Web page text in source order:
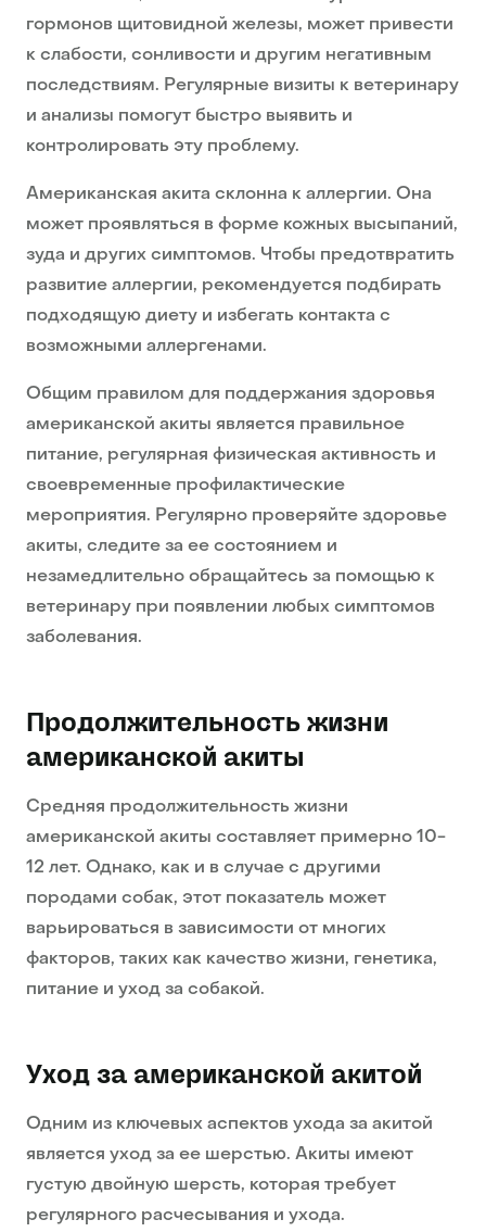
гормонов щитовидной железы, может привести
к слабости, сонливости и другим негативным
последствиям. Регулярные визиты к ветеринару
и анализы помогут быстро выявить и
контролировать эту проблему.
Американская акита склонна к аллергии. Она
может проявляться в форме кожных высыпаний,
зуда и других симптомов. Чтобы предотвратить
развитие аллергии, рекомендуется подбирать
подходящую диету и избегать контакта с
возможными аллергенами.
Общим правилом для поддержания здоровья
американской акиты является правильное
питание, регулярная физическая активность и
своевременные профилактические
мероприятия. Регулярно проверяйте здоровье
акиты, следите за ее состоянием и
незамедлительно обращайтесь за помощью к
ветеринару при появлении любых симптомов
заболевания.
Продолжительность жизни
американской акиты
Средняя продолжительность жизни
американской акиты составляет примерно 10-
12 лет. Однако, как и в случае с другими
породами собак, этот показатель может
варьироваться в зависимости от многих
факторов, таких как качество жизни, генетика,
питание и уход за собакой.
Уход за американской акитой
Одним из ключевых аспектов ухода за акитой
является уход за ее шерстью. Акиты имеют
густую двойную шерсть, которая требует
регулярного расчесывания и ухода.